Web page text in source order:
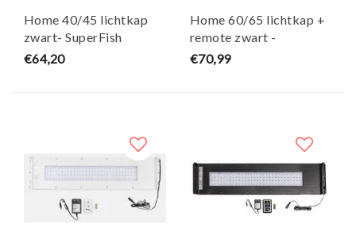
Home 40/45 lichtkap
zwart- SuperFish
€64,20
Home 60/65 lichtkap +
remote zwart -
SuperFish
€70,99